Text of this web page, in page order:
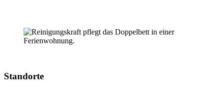
Standorte